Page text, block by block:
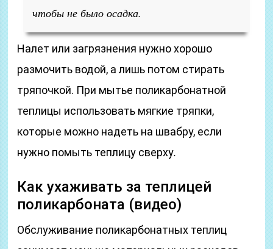
чтобы не было осадка.
Налет или загрязнения нужно хорошо
размочить водой, а лишь потом стирать
тряпочкой. При мытье поликарбонатной
теплицы использовать мягкие тряпки,
которые можно надеть на швабру, если
нужно помыть теплицу сверху.
Как ухаживать за теплицей
поликарбоната (видео)
Обслуживание поликарбонатных теплиц